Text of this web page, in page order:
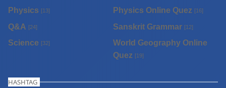
Physics [13] Physics Online Quez [16]
Q&A [24] Sanskrit Grammar [12]
Science [32]
World Geography Online
Quez [19]
HASHTAG